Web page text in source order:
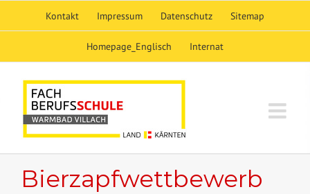
Kontakt Impressum Datenschutz Sitemap
Homepage_Englisch Internat
Bierzapfwettbewerb